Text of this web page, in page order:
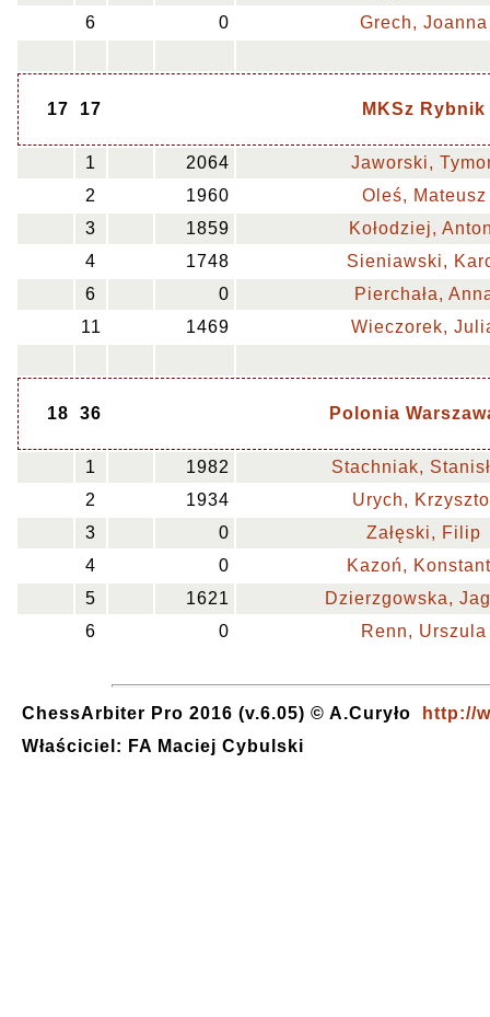
6
0 Grech, Joanna
17 17 MKSz Rybnik
1 2064
Jaworski,
2
1960
Oleś, Mateusz
3
1859
Kołodziej,
4
1748
Sieniawski,
6
0
Pierchała,
11
1469 Wieczorek,
18 36 Polonia
1 1982
Stachniak,
2
1934
Urych,
3
0
Załęski, Filip
4
0
Kazoń,
5
1621
Dzierzgowska,
6
0 Renn, Urszula
ChessArbiter Pro 2016 (v.6.05) © A.Curyło
http://
Właściciel: FA Maciej Cybulski